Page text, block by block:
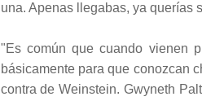
una. Apenas llegabas, ya querías
"Es común que cuando vienen
básicamente para que conozcan
contra de Weinstein. Gwyneth